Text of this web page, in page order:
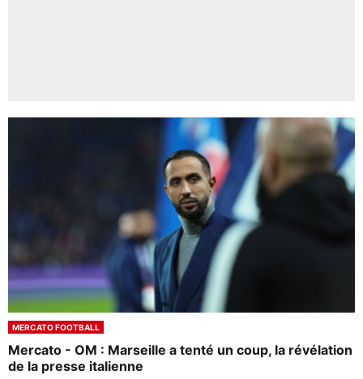
MERCATO FOOTBALL
Mercato - OM : Marseille a tenté un coup, la révélation
de la presse italienne